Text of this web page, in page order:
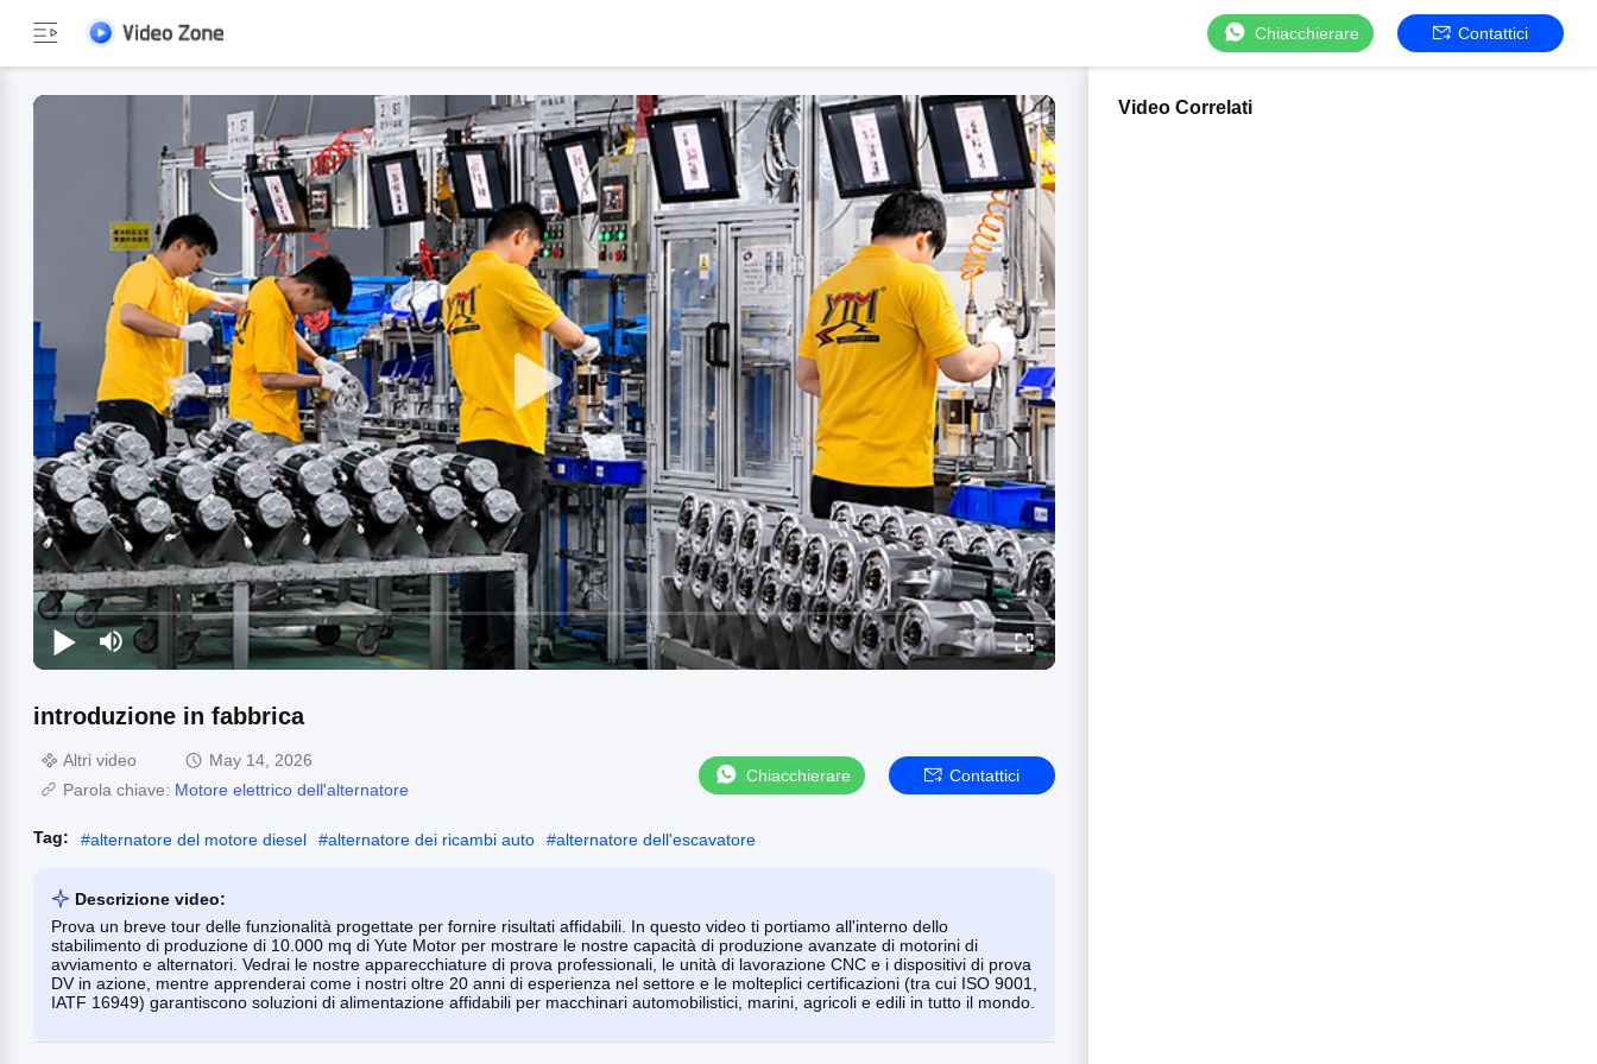
Chiacchierare Contattici
introduzione in fabbrica
Altri video
May 14, 2026
Parola chiave: Motore elettrico dell'alternatore
Chiacchierare Contattici
Tag: #alternatore del motore diesel #alternatore dei ricambi auto #alternatore dell'escavatore
Descrizione video:
Prova un breve tour delle funzionalità progettate per fornire risultati affidabili. In questo video ti portiamo all'interno dello
stabilimento di produzione di 10.000 mq di Yute Motor per mostrare le nostre capacità di produzione avanzate di motorini di
avviamento e alternatori. Vedrai le nostre apparecchiature di prova professionali, le unità di lavorazione CNC e i dispositivi di prova
DV in azione, mentre apprenderai come i nostri oltre 20 anni di esperienza nel settore e le molteplici certificazioni (tra cui ISO 9001,
IATF 16949) garantiscono soluzioni di alimentazione affidabili per macchinari automobilistici, marini, agricoli e edili in tutto il mondo.
Video Correlati